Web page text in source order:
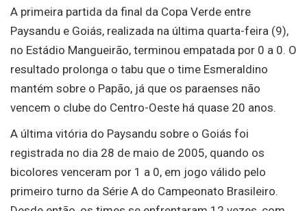
A primeira partida da final da Copa Verde entre
Paysandu e Goiás, realizada na última quarta-feira (9),
no Estádio Mangueirão, terminou empatada por 0 a 0. O
resultado prolonga o tabu que o time Esmeraldino
mantém sobre o Papão, já que os paraenses não
vencem o clube do Centro-Oeste há quase 20 anos.
A última vitória do Paysandu sobre o Goiás foi
registrada no dia 28 de maio de 2005, quando os
bicolores venceram por 1 a 0, em jogo válido pelo
primeiro turno da Série A do Campeonato Brasileiro.